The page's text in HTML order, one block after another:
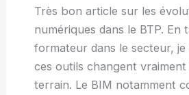
Très bon article sur les
numériques dans le BTP. En
formateur dans le secteur,
ces outils changent
terrain. Le BIM notamment